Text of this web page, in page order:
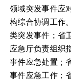
领域突发事件应
构综合协调工作
类突发事件；省
应急厅负责组织
事件应急处置；
事件应急工作；